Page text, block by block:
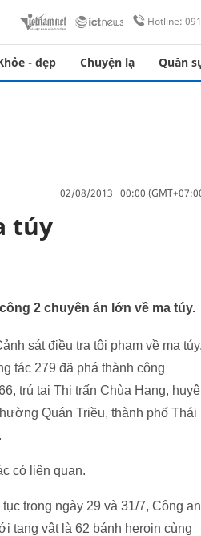
Hotline:
- đẹp Chuyện lạ Quân
02/08/2013 00:00
túy
2 chuyên án lớn về ma túy.
sát điều tra tội phạm về ma túy,
tác 279 đã phá thành công
trú tại Thị trấn Chùa Hang,
Quán Triều, thành phố Thái
có liên quan.
trong ngày 29 và 31/7, Công an
tang vật là 62 bánh heroin cùng